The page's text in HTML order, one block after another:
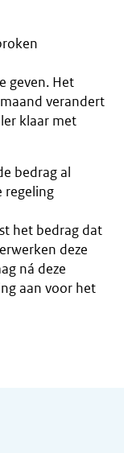
geven. Het
verandert
klaar met
bedrag al
regeling
het bedrag dat
deze
ná deze
aan voor het